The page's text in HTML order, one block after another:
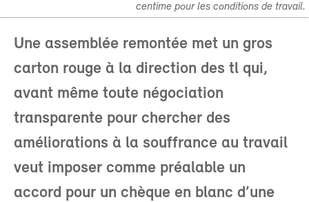
centime pour les conditions de travail.
Une assemblée remontée met un gros
carton rouge à la direction des tl qui,
avant même toute négociation
transparente pour chercher des
améliorations à la souffrance au travail
veut imposer comme préalable un
accord pour un chèque en blanc d’une